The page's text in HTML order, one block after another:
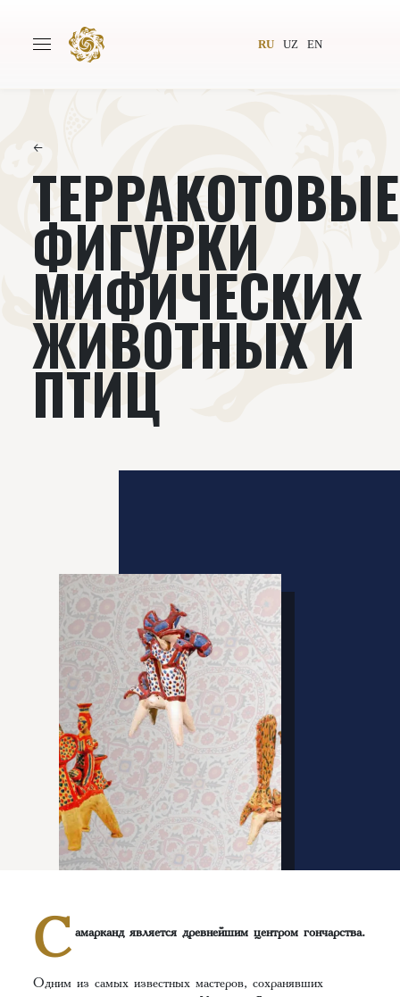
RU UZ EN
Всемирное общество
Издательство Новости
Проекты Подкасты
Книги Видеолекторий
←
ТЕРРАКОТОВЫЕ
ФИГУРКИ
МИФИЧЕСКИХ
ЖИВОТНЫХ И
ПТИЦ
С амарканд является древнейшим центром гончарства.
Одним из самых известных мастеров, сохранявших